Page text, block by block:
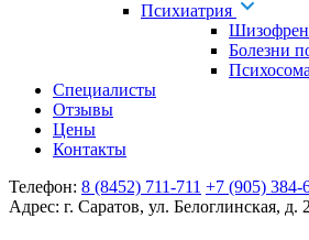
Психиатрия
Болезни
Специалисты
Отзывы
Цены
Контакты
Телефон: 8 (8452) 711-711 +7 (905) 384-
Адрес: г. Саратов, ул. Белоглинская, д.